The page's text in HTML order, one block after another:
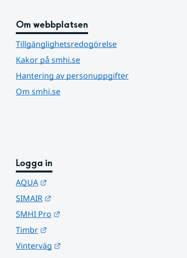
Om webbplatsen
Tillgänglighetsredogörelse
Kakor på smhi.se
Hantering av personuppgifter
Om smhi.se
Logga in
AQUA
SIMAIR
SMHI Pro
Timbr
Vinterväg